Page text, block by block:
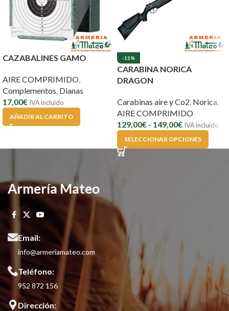
CAZABALINES GAMO
AIRE COMPRIMIDO,
Complementos, Dianas
17,00€ IVA incluido
AÑADIR AL CARRITO
-11%
CARABINA NORICA
DRAGON
Carabinas aire y Co2, Norica,
AIRE COMPRIMIDO
129,00€ - 149,00€ IVA incluido
SELECCIONAR OPCIONES
Armería Mateo
Email:
info@armeriamateo.com
Teléfono:
952 872 156
Dirección: